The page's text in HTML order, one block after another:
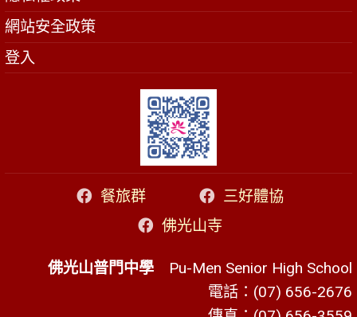
網站安全政策
登入
餐旅群
三好體協
佛光山寺
佛光山普門中學 Pu-Men Senior High School
電話：(07) 656-2676